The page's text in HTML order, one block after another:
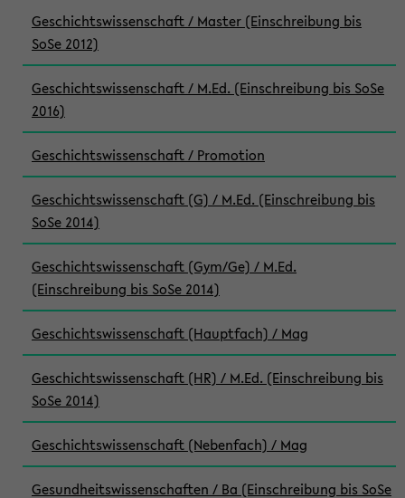
Geschichtswissenschaft / Master (Einschreibung bis
SoSe 2012)
Geschichtswissenschaft / M.Ed. (Einschreibung bis SoSe
2016)
Geschichtswissenschaft / Promotion
Geschichtswissenschaft (G) / M.Ed. (Einschreibung bis
SoSe 2014)
Geschichtswissenschaft (Gym/Ge) / M.Ed.
(Einschreibung bis SoSe 2014)
Geschichtswissenschaft (Hauptfach) / Mag
Geschichtswissenschaft (HR) / M.Ed. (Einschreibung bis
SoSe 2014)
Geschichtswissenschaft (Nebenfach) / Mag
Gesundheitswissenschaften / Ba (Einschreibung bis SoSe